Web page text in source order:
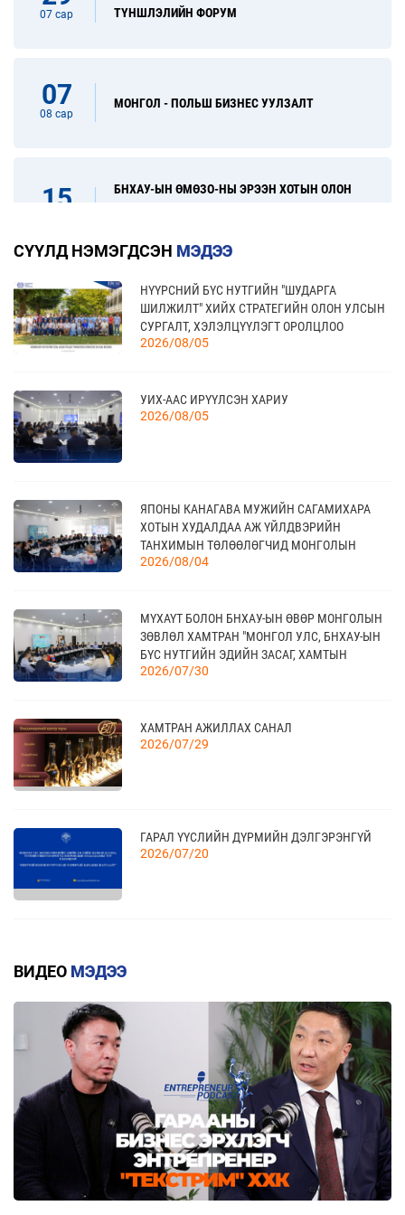
07 сар
ТҮНШЛЭЛИЙН ФОРУМ
07
08 сар
МОНГОЛ - ПОЛЬШ БИЗНЕС УУЛЗАЛТ
15
БНХАУ-ЫН ӨМӨЗО-НЫ ЭРЭЭН ХОТЫН ОЛОН
31
08 сар
“FINE FOOD AUSTRALIA 2026” ОЛОН УЛСЫН
ХҮНСНИЙ САЛБАРЫН ҮЗЭСГЭЛЭН
17
09 сар
“УЛААНБААТАР ТҮНШЛЭЛ 2026” ХҮНСНИЙ
САЛБАРЫН ОЛОН УЛСЫН ҮЗЭСГЭЛЭН
18
09 сар
МОНГОЛЫН АРБИТРЫН ӨДӨР - 2026
20
09 сар
КАНАД УЛС - ТОРОНТО ХОТЫН БИЗНЕС АЯЛАЛ
10 сар
04
СҮҮЛД НЭМЭГДСЭН МЭДЭЭ
НҮҮРСНИЙ БҮС НУТГИЙН "ШУДАРГА
ШИЛЖИЛТ" ХИЙХ СТРАТЕГИЙН ОЛОН УЛСЫН
СУРГАЛТ, ХЭЛЭЛЦҮҮЛЭГТ ОРОЛЦЛОО
2026/08/05
УИХ-ААС ИРҮҮЛСЭН ХАРИУ
2026/08/05
ЯПОНЫ КАНАГАВА МУЖИЙН САГАМИХАРА
ХОТЫН ХУДАЛДАА АЖ ҮЙЛДВЭРИЙН
ТАНХИМЫН ТӨЛӨӨЛӨГЧИД МОНГОЛЫН
ҮНДЭСНИЙ ХУДАЛДАА АЖ ҮЙЛДВЭРИЙН
2026/08/04
МҮХАҮТ БОЛОН БНХАУ-ЫН ӨВӨР МОНГОЛЫН
ЗӨВЛӨЛ ХАМТРАН "МОНГОЛ УЛС, БНХАУ-ЫН
БҮС НУТГИЙН ЭДИЙН ЗАСАГ, ХАМТЫН
АЖИЛЛАГААНЫ УУЛЗАЛТ"-ЫГ ЗОХИОН
2026/07/30
ХАМТРАН АЖИЛЛАХ САНАЛ
2026/07/29
ГАРАЛ ҮҮСЛИЙН ДҮРМИЙН ДЭЛГЭРЭНГҮЙ
2026/07/20
ЕАЭЗХ, ТҮҮНИЙ ГИШҮҮН ОРНУУДААС МОНГОЛ
УЛС РУУ ХӨНГӨЛТТЭЙ ТАРИФААР
ИМПОРТЛОХ 367 БАРААНЫ ЖАГСААЛТ
2026/07/20
МОНГОЛ УЛС БОЛОН ЕВРАЗИЙН ЭДИЙН
ЗАСГИЙН ХОЛБОО (ЕАЭЗХ), ТҮҮНИЙ ГИШҮҮН
ОРНУУД ХООРОНДЫН ХУДАЛДААНЫ ТҮР
ВИДЕО МЭДЭЭ